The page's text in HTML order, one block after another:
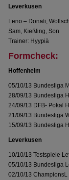
Leverkusen
Leno – Donati,
Sam, Kießling, Son
Trainer: Hyypiä
Formcheck:
Hoffenheim
05/10/13 Bundesliga
28/09/13 Bundesliga
24/09/13 DFB- Pokal
21/09/13 Bundesliga
15/09/13 Bundesliga
Leverkusen
10/10/13 Testspiele
05/10/13 Bundesliga
02/10/13